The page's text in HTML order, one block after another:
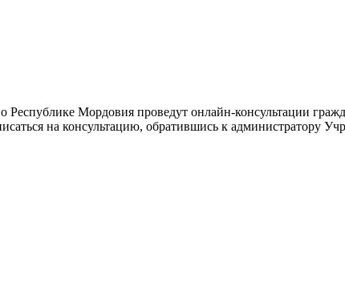
Республике Мордовия проведут онлайн-консультации
на консультацию, обратившись к администратору